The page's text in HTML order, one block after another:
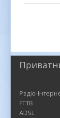
Радіо-
FTTB
ADSL